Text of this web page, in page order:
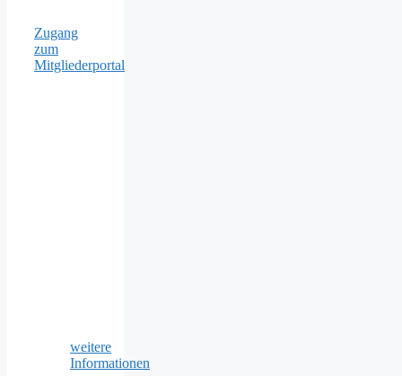
Zugang
zum
Mitgliederportal
weitere
Informationen